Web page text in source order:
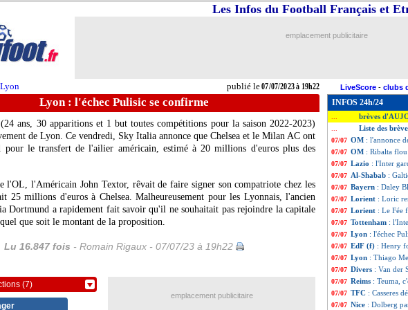
Lyon publié le07/07/2023 à 19h22
Les Infos du Football Français et
emplacement publicitaire
LiveScore - clubs
Lyon : l'échec Pulisic se confirme
(24 ans, 30 apparitions et 1 but toutes compétitions pour la saison 2022-2023)
de Lyon. Ce vendredi, Sky Italia annonce que Chelsea et le Milan AC ont
pour le transfert de l'ailier américain, estimé à 20 millions d'euros plus des
l'OL, l'Américain John Textor, rêvait de faire signer son compatriote chez les
25 millions d'euros à Chelsea. Malheureusement pour les Lyonnais, l'ancien
Dortmund a rapidement fait savoir qu'il ne souhaitait pas rejoindre la capitale
que soit le montant de la proposition.
Lu 16.847 fois - Romain Rigaux - 07/07/23 à 19h22
(7)
INFOS 24h/24
brèves
Liste des
07/07 OM : l'annonce
07/07 OM : Ribalta
07/07 Lazio : l'Inter
07/07 Al-Shabab :
07/07 Bayern : Daley
07/07 Lorient : Loric
07/07 Lorient : Le Fée
07/07 Tottenham :
07/07 Lyon : l'échec
07/07 EdF (f) : Henry
07/07 Lyon : Thiago
07/07 Divers : Van der
07/07 Reims : Teuma,
07/07 TFC : Casseres
07/07 Nice : Dolberg
emplacement publicitaire